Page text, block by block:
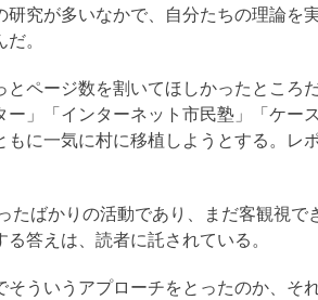
究が多いなかで、自分たちの理論を
。
ページ数を割いてほしかったところ
ー」「インターネット市民塾」「ケー
に一気に村に移植しようとする。レ
たばかりの活動であり、まだ客観視で
答えは、読者に託されている。
ういうアプローチをとったのか、そ